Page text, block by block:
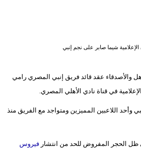
علوم
وتكنولوجيا
مدوَّنات
شيما صابر على نجم إنبي
والأصدقاء عقد قائد فريق إنبي المصري رامي
الإعلامية في قناة نادي الأهلي المصري.
وأحد اللاعبين المميزين ومتواجد مع الفريق منذ
ظل الحجر المفروض للحد من انتشارفيروس